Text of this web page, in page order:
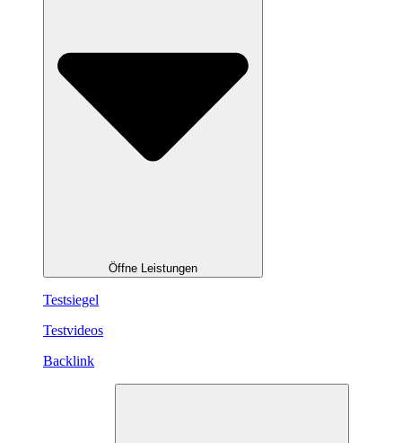
Öffne Leistungen
Testsiegel
Testvideos
Backlink